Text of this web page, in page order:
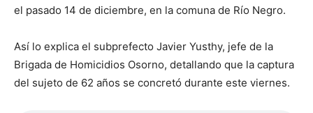
el pasado 14 de diciembre, en la comuna de Río Negro.
Así lo explica el subprefecto Javier Yusthy, jefe de la
Brigada de Homicidios Osorno, detallando que la captura
del sujeto de 62 años se concretó durante este viernes.